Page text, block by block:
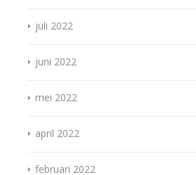
juli 2022
juni 2022
mei 2022
april 2022
februari 2022